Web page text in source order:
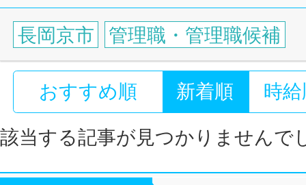
長岡京市 管理職・管理職候補
おすすめ順 新着順 時
該当する記事が見つかりませんで